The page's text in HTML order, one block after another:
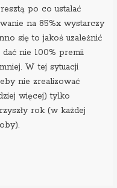
po co ustalać
na 85%x wystarczy
się to jakoś uzależnić
nie 100% premii
W tej sytuacji
nie zrealizować
więcej) tylko
rok (w każdej